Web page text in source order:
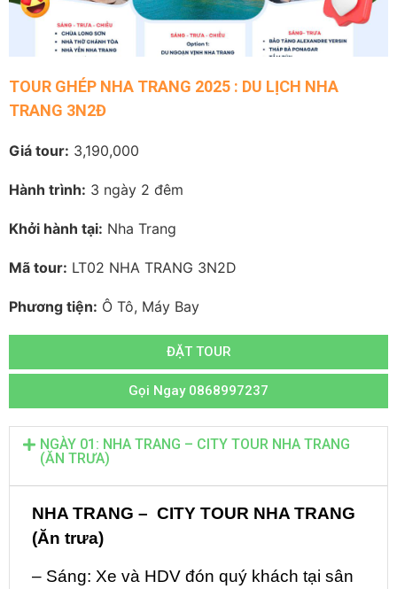
TOUR GHÉP NHA TRANG 2025 : DU LỊCH NHA
TRANG 3N2Đ
Giá tour: 3,190,000
Hành trình: 3 ngày 2 đêm
Khởi hành tại: Nha Trang
Mã tour: LT02 NHA TRANG 3N2D
Phương tiện: Ô Tô, Máy Bay
ĐẶT TOUR
Gọi Ngay 0868997237
NGÀY 01: NHA TRANG – CITY TOUR NHA TRANG
(ĂN TRƯA)
NHA TRANG – CITY TOUR NHA TRANG
(Ăn trưa)
– Sáng: Xe và HDV đón quý khách tại sân